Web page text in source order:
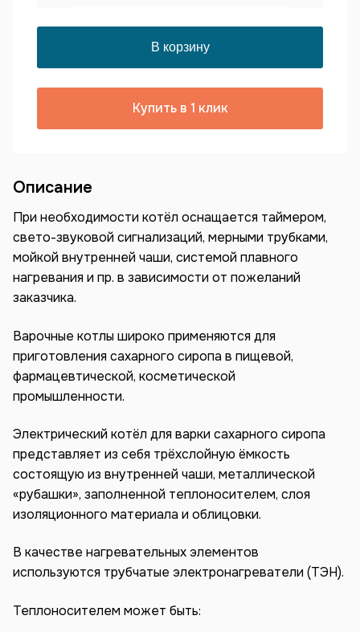
Купить в 1 клик
Описание
При необходимости котёл оснащается таймером,
свето-звуковой сигнализаций, мерными трубками,
мойкой внутренней чаши, системой плавного
нагревания и пр. в зависимости от пожеланий
заказчика.
Варочные котлы широко применяются для
приготовления сахарного сиропа в пищевой,
фармацевтической, косметической
промышленности.
Электрический котёл для варки сахарного сиропа
представляет из себя трёхслойную ёмкость
состоящую из внутренней чаши, металлической
«рубашки», заполненной теплоносителем, слоя
изоляционного материала и облицовки.
В качестве нагревательных элементов
используются трубчатые электронагреватели (ТЭН).
Теплоносителем может быть: